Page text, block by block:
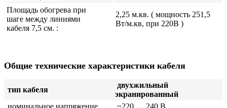
Площадь обогрева при
шаге между линиями
кабеля 7,5 см. :
2,25 м.кв. ( мощность 251,5
Вт/м.кв, при 220В )
Общие технические характеристики кабеля
тип кабеля
двухжильный
экранированный
номинальное напряжение
~220 … 240 В